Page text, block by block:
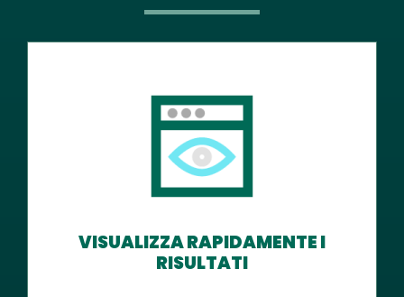
VISUALIZZA RAPIDAMENTE I
RISULTATI